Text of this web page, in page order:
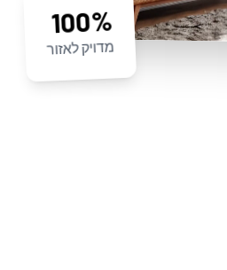
100%
מדויק לאזור